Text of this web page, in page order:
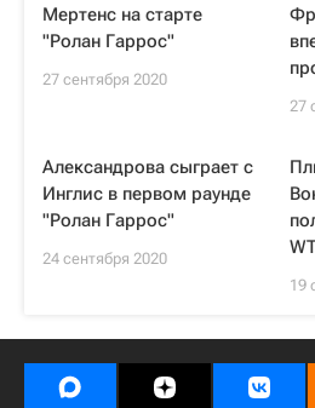
Мертенс на старте
"Ролан Гаррос"
27 сентября 2020
27
Александрова сыграет с
Инглис в первом раунде
"Ролан Гаррос"
24 сентября 2020
19